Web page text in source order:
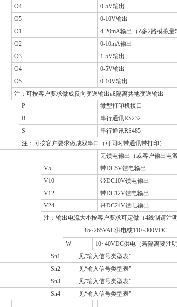
O4
0-5V输出
O5
0-10V输出
O1 4-20mA输出（Z多2路模拟量
O2
0-10mA输出
O3
1-5V输出
O4
0-5V输出
O5
0-10V输出
注：可按客户要求做成反向变送输出或隔离共地变送输出
P
微型打印机接口
R
串行通讯RS232
S
串行通讯RS485
注：可按客户要求做成双串口（可同时带通讯带打印）
无馈电输出（或客户输出电源
V5
带DC5V馈电输出
V10
带DC10V馈电输出
V12
带DC12V馈电输出
V24
带DC24V馈电输出
注：输出电流大小按客户要求可定做（4线制请注明
85~265VAC供电或110~300VDC
W
10~40VDC供电（若隔离要注明
Sn1
见“输入信号类型表”
Sn2
见“输入信号类型表”
Sn3
见“输入信号类型表”
Sn4 见“输入信号类型表”